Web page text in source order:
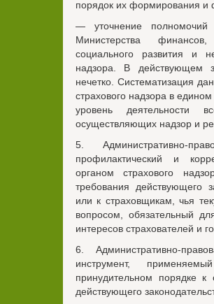
порядок их формирования и
— уточнение полномочий
Министерства
социального развития и
надзора. В действующем
нечетко. Систематизация
страхового надзора в
уровень деятельности
осуществляющих надзор и
5. Административно-
профилактический и
органом страхового
требования действующего
или к страховщикам, чья
вопросом, обязательный
интересов страхователей и
6. Административно-
инструмент,
принудительном порядке
действующего